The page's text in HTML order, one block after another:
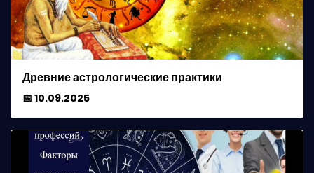
Древние астрологические практики
📅 10.09.2025